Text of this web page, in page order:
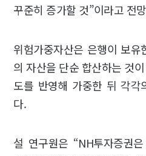
꾸준히 증가할 것”이라고 전
위험가중자산은 은행이 보
의 자산을 단순 합산하는 것
도를 반영해 가중한 뒤 각
다.
설 연구원은 “NH투자증권